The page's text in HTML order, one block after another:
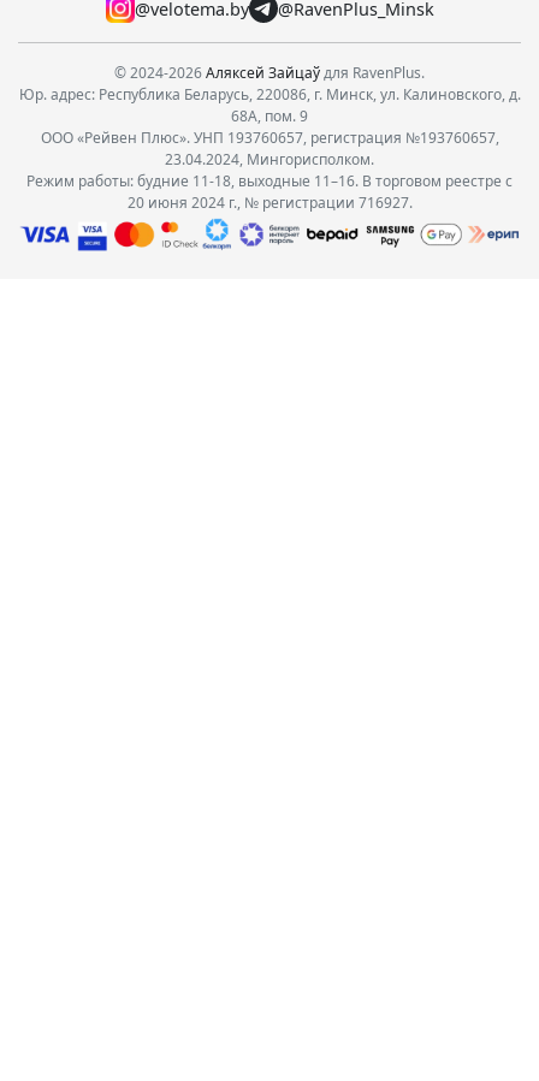
@velotema.by
@RavenPlus_Minsk
© 2024-2026Аляксей Зайцаўдля RavenPlus.
Юр. адрес: Республика Беларусь, 220086, г. Минск, ул. Калиновского, д.
68А, пом. 9
ООО «Рейвен Плюс». УНП 193760657, регистрация №193760657,
23.04.2024, Мингорисполком.
Режим работы: будние 11-18, выходные 11–16. В торговом реестре с
20 июня 2024 г., № регистрации 716927.